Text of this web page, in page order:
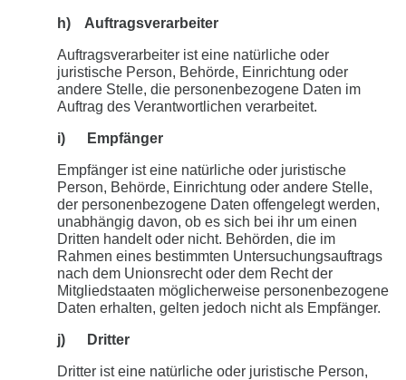
h) Auftragsverarbeiter
Auftragsverarbeiter ist eine natürliche oder
juristische Person, Behörde, Einrichtung oder
andere Stelle, die personenbezogene Daten im
Auftrag des Verantwortlichen verarbeitet.
i) Empfänger
Empfänger ist eine natürliche oder juristische
Person, Behörde, Einrichtung oder andere Stelle,
der personenbezogene Daten offengelegt werden,
unabhängig davon, ob es sich bei ihr um einen
Dritten handelt oder nicht. Behörden, die im
Rahmen eines bestimmten Untersuchungsauftrags
nach dem Unionsrecht oder dem Recht der
Mitgliedstaaten möglicherweise personenbezogene
Daten erhalten, gelten jedoch nicht als Empfänger.
j) Dritter
Dritter ist eine natürliche oder juristische Person,